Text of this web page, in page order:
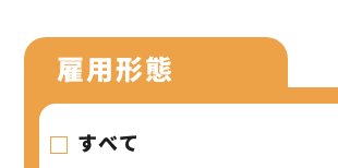
雇用形態
すべて